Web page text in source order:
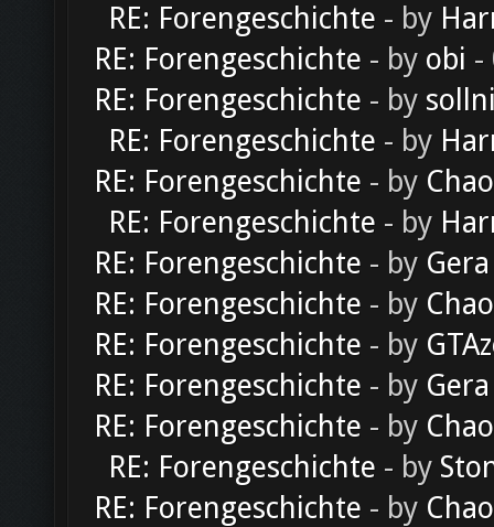
RE: Forengeschichte - by
RE: Forengeschichte - by obi -
RE: Forengeschichte - by
RE: Forengeschichte - by
RE: Forengeschichte - by
RE: Forengeschichte - by
RE: Forengeschichte - by Gera
RE: Forengeschichte - by
RE: Forengeschichte - by
RE: Forengeschichte - by Gera
RE: Forengeschichte - by
RE: Forengeschichte - by
RE: Forengeschichte - by